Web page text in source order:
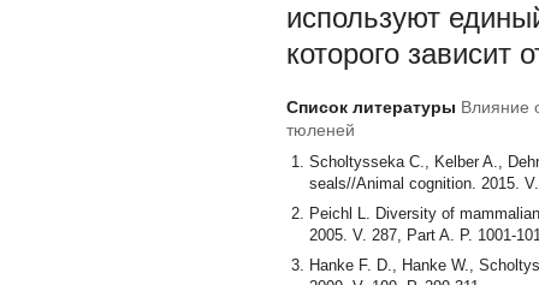
используют
которого зависит
Список литературы Влияние
тюленей
Scholtysseka C., Kelber A.,
seals//Animal cognition. 2015.
Peichl L. Diversity of
2005. V. 287, Part A. P. 1001-
Hanke F. D., Hanke W.,